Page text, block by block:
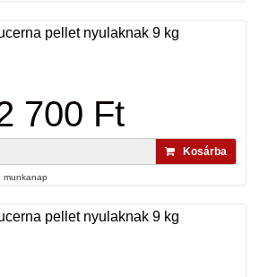
pellet nyulaknak 9 kg
700 Ft
Kosárba
munkanap
pellet nyulaknak 9 kg